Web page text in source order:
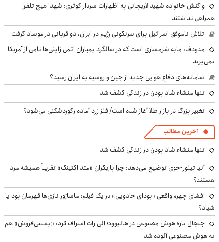
واکنش خانواده شهید لاریجانی به اظهارات سردار کوثری: شهدا هیچ تلفن
همراهی نداشتند
تلاش ناموفق اسرائیل برای سرنگونی رژیم در ایران، دو قربانی در موساد گرفت
مدودف: مایه شرمساری است که در سالگرد بمباران اتمی ژاپنی‌ها نامی از آمریکا
نمی‌برند
سامانه‌های دفاع هوایی جدید از چین و روسیه به ایران رسید؟
تنها منشاء شاد بودن در زندگی کشف شد
تغییر بزرگ در بازار طلا آغاز شده است/ فلز زرد آماده رکوردشکنی می‌شود؟
آخرین مطالب
تنها منشاء شاد بودن در زندگی کشف شد
آنیا تیلور-جوی توضیح می‌دهد: چرا بازیگران «متد اکتینگ» تقریباً همیشه مرد
هستند؟
افشای چهره واقعی «بودای جادویی» در یک فیلم؛ ماساژور نازی‌ها قهرمان بود یا
شیاد؟
جنجال تازه هوش مصنوعی در هالیوود؛ الی راث اعتراف کرد: «بستنی‌فروش» هم
به هوش مصنوعی آلوده شد